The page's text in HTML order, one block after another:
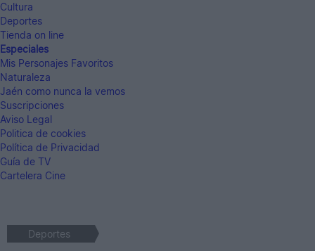
Cultura
Deportes
Tienda on line
Especiales
Mis Personajes Favoritos
Naturaleza
Jaén como nunca la vemos
Suscripciones
Aviso Legal
Politica de cookies
Política de Privacidad
Guía de TV
Cartelera Cine
Deportes